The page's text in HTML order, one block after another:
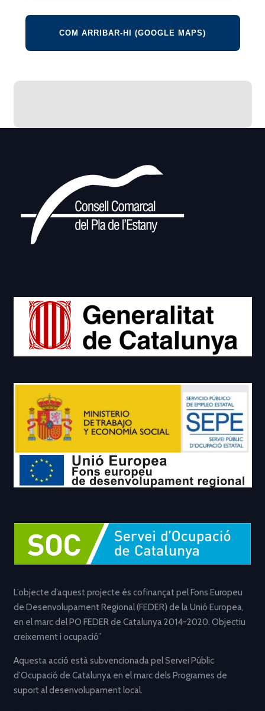
COM ARRIBAR-HI (GOOGLE MAPS)
L’objecte d’aquest projecte és cofinançat pel Fons Europeu
de Desenvolupament Regional (FEDER) de la Unió Europea,
en el marc del PO FEDER de Catalunya 2014-2020. Objectiu
creixement i ocupació”
Aquesta acció està subvencionada pel Servei Públic
d’Ocupació de Catalunya en el marc dels Programes de
suport al desenvolupament local.